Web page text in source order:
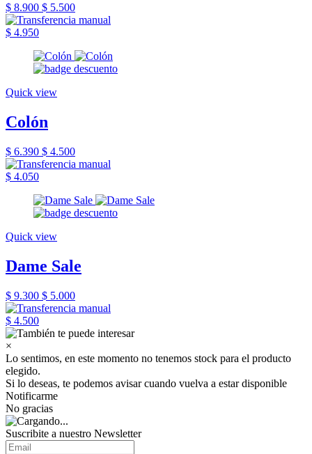
$ 8.900 $ 5.500
$ 4.950
Quick view
Colón
$ 6.390 $ 4.500
$ 4.050
Quick view
Dame Sale
$ 9.300 $ 5.000
$ 4.500
×
Lo sentimos, en este momento no tenemos stock para el producto
elegido.
Si lo deseas, te podemos avisar cuando vuelva a estar disponible
Notificarme
No gracias
Suscribite a nuestro Newsletter